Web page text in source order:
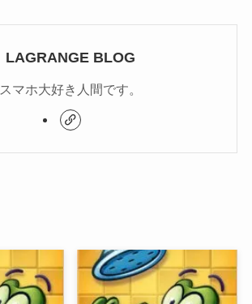
LAGRANGE BLOG
スマホ大好き人間です。